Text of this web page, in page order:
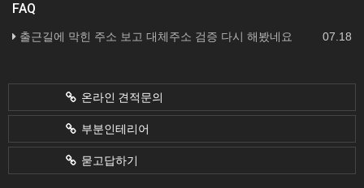
FAQ
07.18
출근길에 막힌 주소 보고 대체주소 검증 다시 해봤네요
온라인 견적문의
부분인테리어
묻고답하기